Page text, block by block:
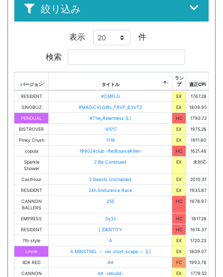
絞り込み
表示 件
検索
バージョン タイトル
ラン
プ
適正CPI
RESIDENT #CMFLG EX
1767.28
SINOBUZ
#MAGiCVLGiRL_TRVP_B3VTZ EX
1809.95
PENDUAL
#The_Relentless [L] HC
1790.72
BISTROVER
-65℃ EX
1975.26
Pinky Crush
1116 EX
1911.60
copula
199024club -Re:BounceKiller- HC
1621.46
Sparkle
Shower
2 Be Continued EX 未対応
CastHour 2 Beasts Unchained EX
2010.31
RESIDENT
24h Endurance Race EX
1935.87
CANNON
BALLERS
255 HC 1678.97
EMPRESS 3y3s HC
1817.28
RESIDENT
[ ]DENTITY HC
1674.37
7th style
A EX
1720.23
Lincle
A MINSTREL ～ ver. short-scape ～ [L] EX
1809.07
IIDX RED
AA FC
1993.78
CANNON
AA -rebuild- EX 1779.52